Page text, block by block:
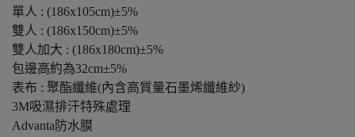
單人 : (186x105cm)±5%
雙人 : (186x150cm)±5%
雙人加大 : (186x180cm)±5%
包邊高約為32cm±5%
表布 : 聚酯纖維(內含高質量石墨烯纖維紗)
3M吸濕排汗特殊處理
Advanta防水膜